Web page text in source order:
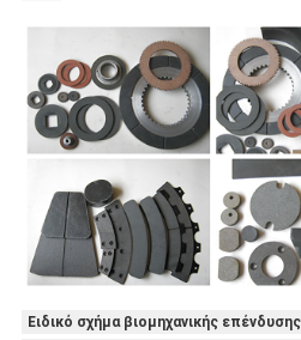
Ειδικό σχήμα βιομηχανικής